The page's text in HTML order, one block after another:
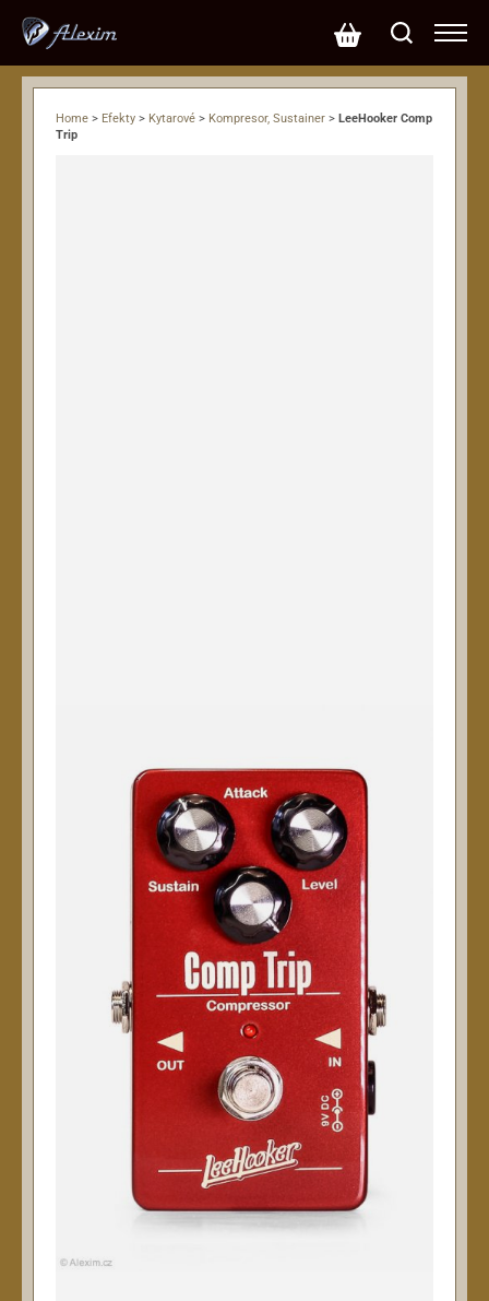
Home > Efekty > Kytarové > Kompresor, Sustainer > LeeHooker Comp
Trip